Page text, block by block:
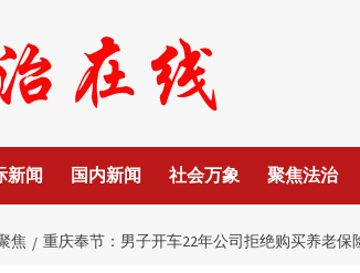
新闻 国内新闻 社会万象 聚焦法治
焦 重庆奉节：男子开车22年公司拒绝购买养老保